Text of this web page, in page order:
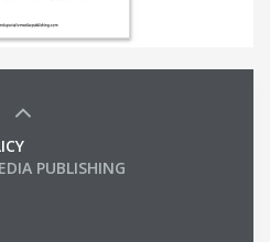
PUBLISHING